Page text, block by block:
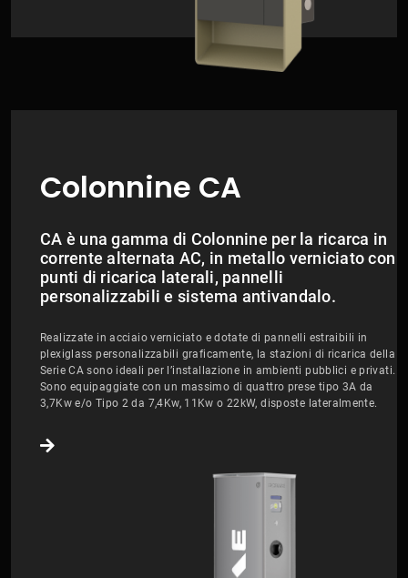
Colonnine CA
CA è una gamma di Colonnine per la ricarca in
corrente alternata AC, in metallo verniciato con
punti di ricarica laterali, pannelli
personalizzabili e sistema antivandalo.
Realizzate in acciaio verniciato e dotate di pannelli estraibili in
plexiglass personalizzabili graficamente, la stazioni di ricarica della
Serie CA sono ideali per l’installazione in ambienti pubblici e privati.
Sono equipaggiate con un massimo di quattro prese tipo 3A da
3,7Kw e/o Tipo 2 da 7,4Kw, 11Kw o 22kW, disposte lateralmente.